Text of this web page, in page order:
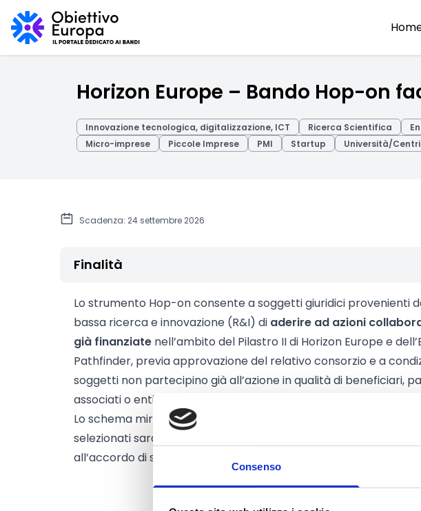
Consenso
Horizon Europe – Bando Hop-on
Innovazione tecnologica, digitalizzazione, ICT Ricerca Scientifica
Micro-imprese
Piccole Imprese PMI Startup Università/
Scadenza: 24 settembre 2026
Finalità
Lo strumento Hop-on consente a soggetti giuridici provenienti
bassa ricerca e innovazione (R&I) di aderire ad azioni
già finanziate nell’ambito del Pilastro II di Horizon Europe e
Pathfinder, previa approvazione del relativo consorzio e a
soggetti non partecipino già all’azione in qualità di beneficiari,
associati o entità affiliate.
Lo schema mira amigliorare l’inclusività di Horizon Europe
selezionati saranno invitati a presentare una richiesta di
all’accordo di sovvenzione dell’azione già finanziata e ammissibile.